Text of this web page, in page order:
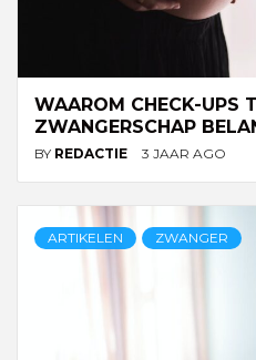
WAAROM CHECK-UPS
ZWANGERSCHAP
BY REDACTIE 3 JAAR AGO
ARTIKELEN ZWANGER